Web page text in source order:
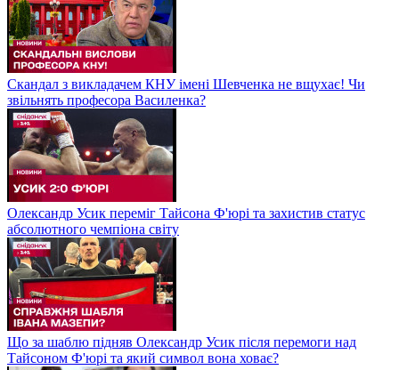
Скандал з викладачем КНУ імені Шевченка не вщухає! Чи
звільнять професора Василенка?
Олександр Усик переміг Тайсона Ф'юрі та захистив статус
абсолютного чемпіона світу
Що за шаблю підняв Олександр Усик після перемоги над
Тайсоном Ф'юрі та який символ вона ховає?